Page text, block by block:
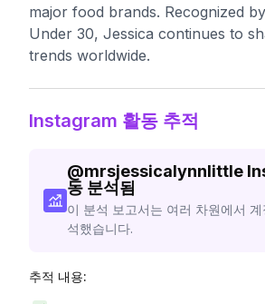
major food brands. Recognized
Under 30, Jessica continues to
trends worldwide.
Instagram 활동 추적
@mrsjessicalynnlittle
동 분석됨
이 분석 보고서는 여러 차원에서
석했습니다.
추적 내용: